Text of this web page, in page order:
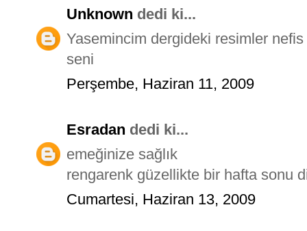
Unknown dedi ki...
Yasemincim dergideki resimler
seni
Perşembe, Haziran 11, 2009
Esradan dedi ki...
emeğinize sağlık
rengarenk güzellikte bir hafta sonu
Cumartesi, Haziran 13, 2009